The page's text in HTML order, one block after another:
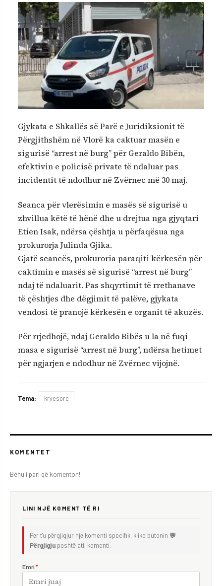
Gjykata e Shkallës së Parë e Juridiksionit të
Përgjithshëm në Vlorë ka caktuar masën e
sigurisë “arrest në burg” për Geraldo Bibën,
efektivin e policisë private të ndaluar pas
incidentit të ndodhur në Zvërnec më 30 maj.
Seanca për vlerësimin e masës së sigurisë u
zhvillua këtë të hënë dhe u drejtua nga gjyqtari
Etien Isak, ndërsa çështja u përfaqësua nga
prokurorja Julinda Gjika.
Gjatë seancës, prokuroria paraqiti kërkesën për
caktimin e masës së sigurisë “arrest në burg”
ndaj të ndaluarit. Pas shqyrtimit të rrethanave
të çështjes dhe dëgjimit të palëve, gjykata
vendosi të pranojë kërkesën e organit të akuzës.
Për rrjedhojë, ndaj Geraldo Bibës u la në fuqi
masa e sigurisë “arrest në burg”, ndërsa hetimet
për ngjarjen e ndodhur në Zvërnec vijojnë.
Tema: kryesore
KOMENTET
Bëhu i pari që komenton!
LINI NJË KOMENT TË RI
Për t'u përgjigjur një komenti specifik, kliko butonin 💬
Përgjigju poshtë atij komenti.
Emri *